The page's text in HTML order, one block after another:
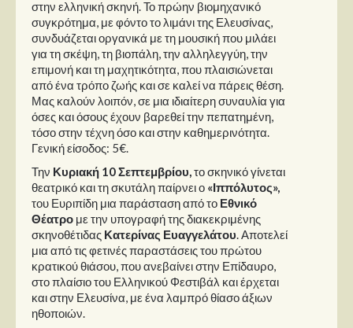
στην ελληνική σκηνή. Το πρώην βιομηχανικό
συγκρότημα, με φόντο το λιμάνι της Ελευσίνας,
συνδυάζεται οργανικά με τη μουσική που μιλάει
για τη σκέψη, τη βιοπάλη, την αλληλεγγύη, την
επιμονή και τη μαχητικότητα, που πλαισιώνεται
από ένα τρόπο ζωής και σε καλεί να πάρεις θέση.
Μας καλούν λοιπόν, σε μια ιδιαίτερη συναυλία για
όσες και όσους έχουν βαρεθεί την πεπατημένη,
τόσο στην τέχνη όσο και στην καθημερινότητα.
Γενική είσοδος: 5€.
Την Κυριακή 10 Σεπτεμβρίου,το σκηνικό γίνεται
θεατρικό και τη σκυτάλη παίρνει ο «Ιππόλυτος»,
του Ευριπίδη μια παράσταση από το Εθνικό
Θέατρο με την υπογραφή της διακεκριμένης
σκηνοθέτιδας Κατερίνας Ευαγγελάτου. Αποτελεί
μια από τις φετινές παραστάσεις του πρώτου
κρατικού θιάσου, που ανεβαίνει στην Επίδαυρο,
στο πλαίσιο του Ελληνικού Φεστιβάλ και έρχεται
και στην Ελευσίνα, με ένα λαμπρό θίασο άξιων
ηθοποιών.